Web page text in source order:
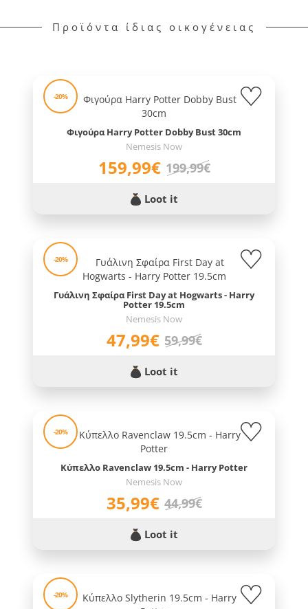
Προϊόντα ίδιας οικογένειας
-20%
Φιγούρα Harry Potter Dobby Bust 30cm
Nemesis Now
159,99€ 199,99€
Loot it
-20%
Γυάλινη Σφαίρα First Day at Hogwarts - Harry
Potter 19.5cm
Nemesis Now
47,99€ 59,99€
Loot it
-20%
Κύπελλο Ravenclaw 19.5cm - Harry Potter
Nemesis Now
35,99€ 44,99€
Loot it
-20%